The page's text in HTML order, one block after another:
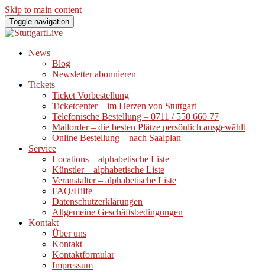
Skip to main content
Toggle navigation
News
Blog
Newsletter abonnieren
Tickets
Ticket Vorbestellung
Ticketcenter – im Herzen von Stuttgart
Telefonische Bestellung – 0711 / 550 660 77
Mailorder – die besten Plätze persönlich ausgewählt
Online Bestellung – nach Saalplan
Service
Locations – alphabetische Liste
Künstler – alphabetische Liste
Veranstalter – alphabetische Liste
FAQ/Hilfe
Datenschutzerklärungen
Allgemeine Geschäftsbedingungen
Kontakt
Über uns
Kontakt
Kontaktformular
Impressum